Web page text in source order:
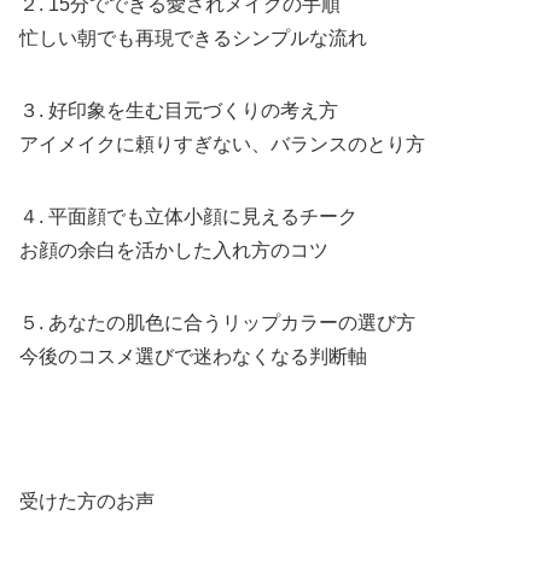
２. 15分でできる愛されメイクの手順
忙しい朝でも再現できるシンプルな流れ
３. 好印象を生む目元づくりの考え方
アイメイクに頼りすぎない、バランスのとり方
４. 平面顔でも立体小顔に見えるチーク
お顔の余白を活かした入れ方のコツ
５. あなたの肌色に合うリップカラーの選び方
今後のコスメ選びで迷わなくなる判断軸
受けた方のお声